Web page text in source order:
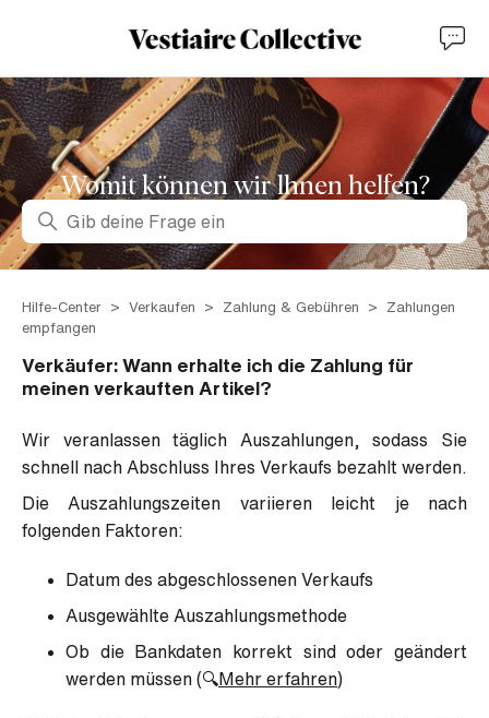
Womit können wir lhnen helfen?
Suche
Hilfe-Center Verkaufen Zahlung & Gebühren
Zahlungen
empfangen
Verkäufer: Wann erhalte ich die Zahlung für
meinen verkauften Artikel?
Wir veranlassen täglich Auszahlungen, sodass Sie
schnell nach Abschluss Ihres Verkaufs bezahlt werden.
Die Auszahlungszeiten variieren leicht je nach
folgenden Faktoren:
Datum des abgeschlossenen Verkaufs
Ausgewählte Auszahlungsmethode
Ob die Bankdaten korrekt sind oder geändert
werden müssen (🔍 Mehr erfahren)